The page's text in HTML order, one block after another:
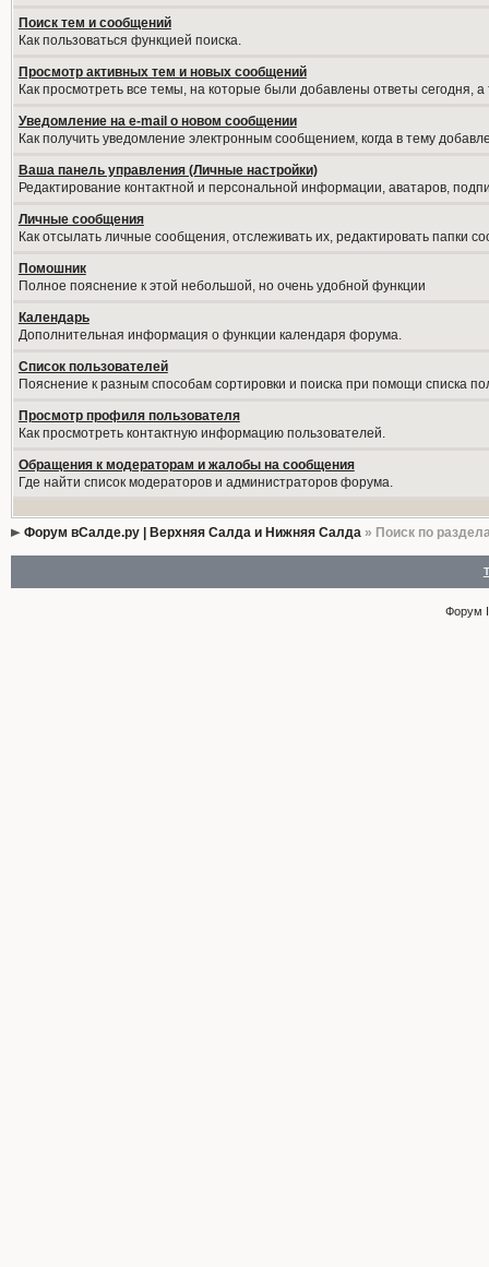
Поиск тем и сообщений
Как пользоваться функцией поиска.
Просмотр активных тем и новых сообщений
Как просмотреть все темы, на которые были добавлены ответы сегодня,
Уведомление на е-mail о новом сообщении
Как получить уведомление электронным сообщением, когда в тему
Ваша панель управления (Личные настройки)
Редактирование контактной и персональной информации, аватаров,
Личные сообщения
Как отсылать личные сообщения, отслеживать их, редактировать папки
Помошник
Полное пояснение к этой небольшой, но очень удобной функции
Календарь
Дополнительная информация о функции календаря форума.
Список пользователей
Пояснение к разным способам сортировки и поиска при помощи списка
Просмотр профиля пользователя
Как просмотреть контактную информацию пользователей.
Обращения к модераторам и жалобы на сообщения
Где найти список модераторов и администраторов форума.
Форум вСалде.ру | Верхняя Салда и Нижняя Салда» Поиск по
Форум